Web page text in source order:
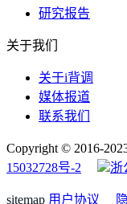
研究报告
关于我们
关于i背调
媒体报道
联系我们
Copyright © 2016-
15032728号-2
浙
sitemap 用户协议